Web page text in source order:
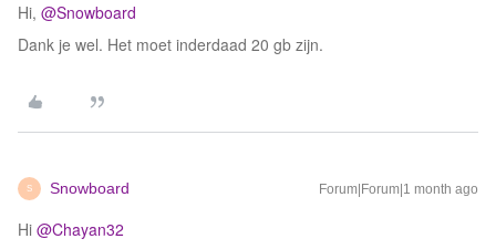
Hi, ​ @Snowboard
Dank je wel. Het moet inderdaad 20 gb zijn.
S Snowboard Forum|Forum|1 month ago
Hi ​ @Chayan32